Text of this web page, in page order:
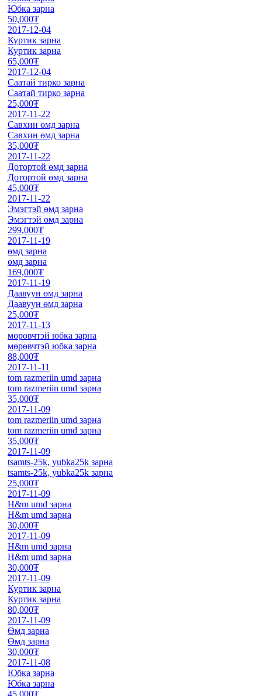
Юбка зарна
50,000₮
2017-12-04
Куртик зарна
Куртик зарна
65,000₮
2017-12-04
Саатай тирко зарна
Саатай тирко зарна
25,000₮
2017-11-22
Савхин өмд зарна
Савхин өмд зарна
35,000₮
2017-11-22
Дотортой өмд зарна
Дотортой өмд зарна
45,000₮
2017-11-22
Эмэгтэй өмд зарна
Эмэгтэй өмд зарна
299,000₮
2017-11-19
өмд зарна
өмд зарна
169,000₮
2017-11-19
Даавуун өмд зарна
Даавуун өмд зарна
25,000₮
2017-11-13
мөрөвчтэй юбка зарна
мөрөвчтэй юбка зарна
88,000₮
2017-11-11
tom razmeriin umd зарна
tom razmeriin umd зарна
35,000₮
2017-11-09
tom razmeriin umd зарна
tom razmeriin umd зарна
35,000₮
2017-11-09
tsamts-25k, yubka25k зарна
tsamts-25k, yubka25k зарна
25,000₮
2017-11-09
H&m umd зарна
H&m umd зарна
30,000₮
2017-11-09
H&m umd зарна
H&m umd зарна
30,000₮
2017-11-09
Куртик зарна
Куртик зарна
80,000₮
2017-11-09
Өмд зарна
Өмд зарна
30,000₮
2017-11-08
Юбка зарна
Юбка зарна
45,000₮